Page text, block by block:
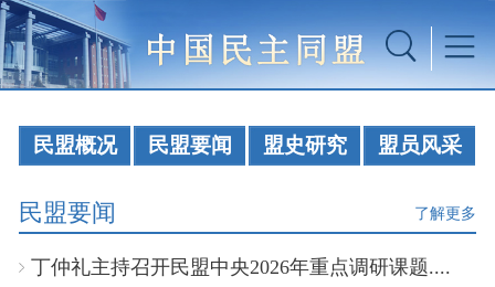
民盟概况 民盟要闻 盟史研究 盟员风采
民盟要闻 了解更多
丁仲礼主持召开民盟中央2026年重点调研课题....